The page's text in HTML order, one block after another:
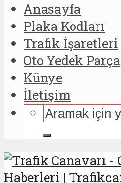
Anasayfa
Plaka Kodları
Trafik İşaretleri
Oto Yedek Parça
Künye
İletişim